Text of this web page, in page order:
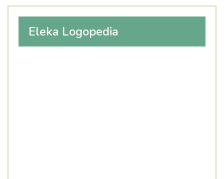
Eleka Logopedia